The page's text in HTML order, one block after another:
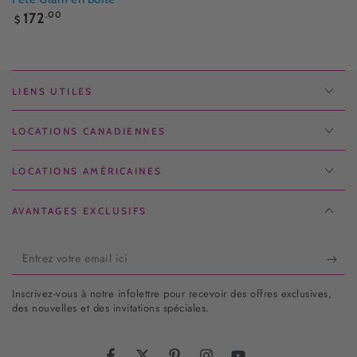
Prix
$ 172.00
LIENS UTILES
LOCATIONS CANADIENNES
LOCATIONS AMÉRICAINES
AVANTAGES EXCLUSIFS
Entrez
votre
email
Inscrivez-vous à notre infolettre pour recevoir des offres exclusives,
des nouvelles et des invitations spéciales.